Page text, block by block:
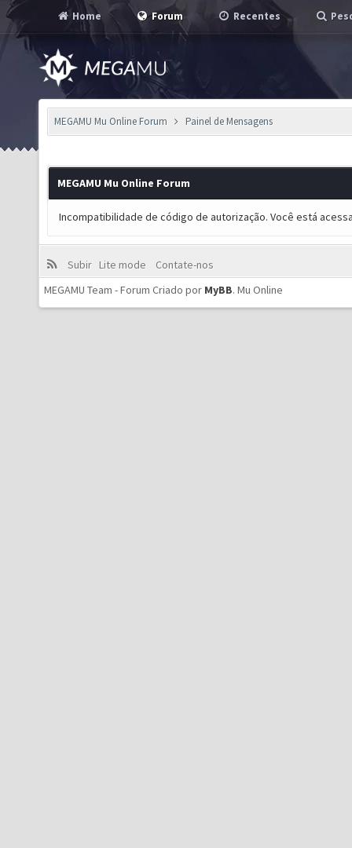
Home Forum Recentes
MEGAMU Mu Online Forum Painel de Mensagens
MEGAMU Mu Online Forum
Incompatibilidade de código de autorização. Você está
Subir Lite mode
Contate-nos
MEGAMU Team - Forum Criado por MyBB. Mu Online